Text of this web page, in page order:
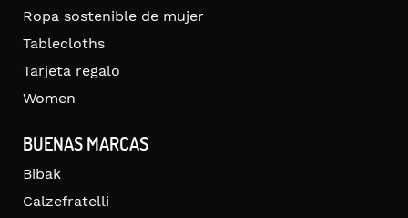
Ropa sostenible de mujer
Tablecloths
Tarjeta regalo
Women
BUENAS MARCAS
Bibak
Calzefratelli